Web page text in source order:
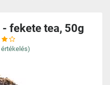
- fekete tea, 50g
értékelés)